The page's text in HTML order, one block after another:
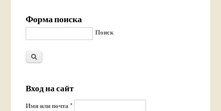
Форма поиска
Поиск
Вход на сайт
Имя или почта*